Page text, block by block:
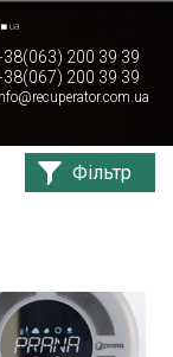
200 39 39
200 39 39
Фільтр